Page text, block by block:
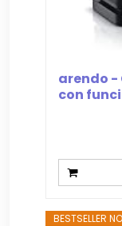
arendo -
con
BESTSELLER